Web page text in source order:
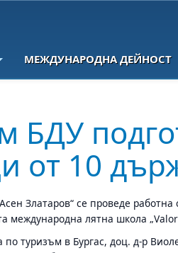
МЕЖДУНАРОДНА ДЕЙНОСТ
БДУ
от 10
Златаров“ се проведе
международна лятна школа
туризъм в Бургас, доц. д-р